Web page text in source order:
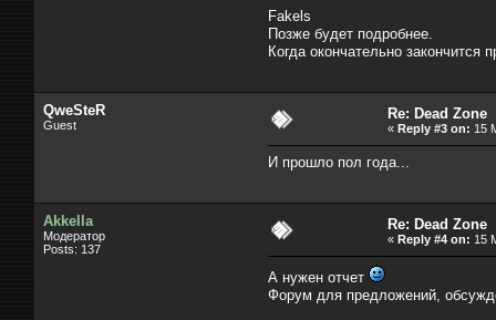
Fakels
Позже будет подробнее.
Когда окончательно закончится
QweSteR
Guest
Re: Dead Zone
« Reply #3 on: 15
И прошло пол года...
Akkella
Модератор
Posts: 137
Re: Dead Zone
« Reply #4 on: 15
А нужен отчет
Форум для предложений,